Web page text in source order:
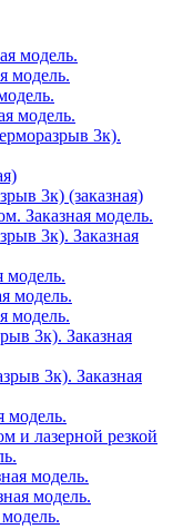
модель.
модель.
модель.
3к).
3к) (заказная)
Заказная модель.
3к). Заказная
модель.
модель.
модель.
3к). Заказная
3к). Заказная
модель.
и лазерной резкой
модель.
модель.